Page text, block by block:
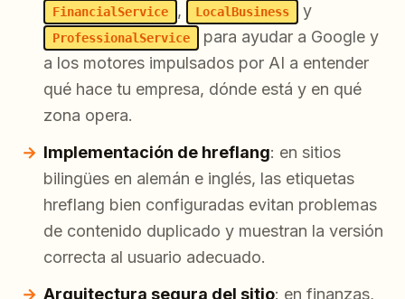
FinancialService , LocalBusiness y
ProfessionalService
para ayudar a Google y
a los motores impulsados por AI a entender
qué hace tu empresa, dónde está y en qué
zona opera.
Implementación de hreflang: en sitios
bilingües en alemán e inglés, las etiquetas
hreflang bien configuradas evitan problemas
de contenido duplicado y muestran la versión
correcta al usuario adecuado.
Arquitectura segura del sitio: en finanzas,